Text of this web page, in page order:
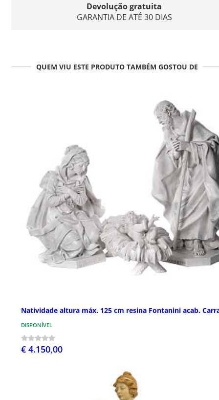
Devolução gratuita
GARANTIA DE ATÉ 30 DIAS
QUEM VIU ESTE PRODUTO TAMBÉM GOSTOU DE
Natividade altura máx. 125 cm resina Fontanini acab.
DISPONÍVEL
€ 4.150,00